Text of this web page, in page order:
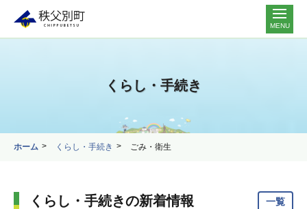
MENU
くらし・手続き
ホーム くらし・手続き ごみ・衛生
くらし・手続きの新着情報 一覧